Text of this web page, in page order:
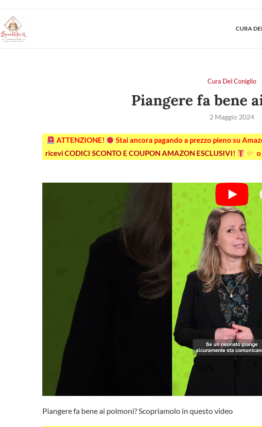
CURA
Cura Del Coniglio
Piangere fa bene
2 Maggio 2024
ATTENZIONE! Stai ancora pagando a prezzo pieno su
ricevi CODICI SCONTO E COUPON AMAZON ESCLUSIVI!
Piangere fa bene ai polmoni? Scopriamolo in questo video